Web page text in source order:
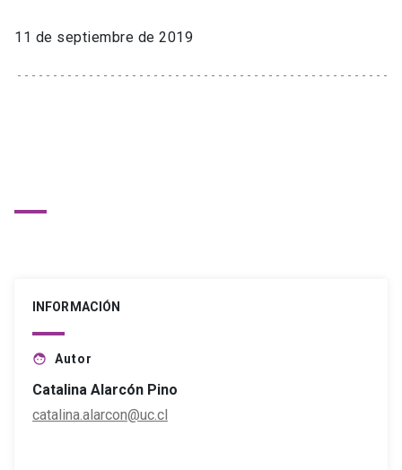
11 de septiembre de 2019
INFORMACIÓN
face Autor
Catalina Alarcón Pino
catalina.alarcon@uc.cl